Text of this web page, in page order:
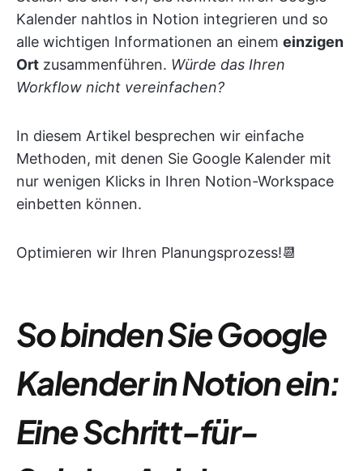
Kalender nahtlos in Notion integrieren und so
alle wichtigen Informationen an einem einzigen
Ort zusammenführen. Würde das Ihren
Workflow nicht vereinfachen?
In diesem Artikel besprechen wir einfache
Methoden, mit denen Sie Google Kalender mit
nur wenigen Klicks in Ihren Notion-Workspace
einbetten können.
Optimieren wir Ihren Planungsprozess!📆
So binden Sie Google
Kalender in Notion ein:
Eine Schritt-für-